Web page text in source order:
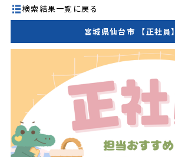
検索結果一覧に戻る
宮城県仙台市 【正社員】